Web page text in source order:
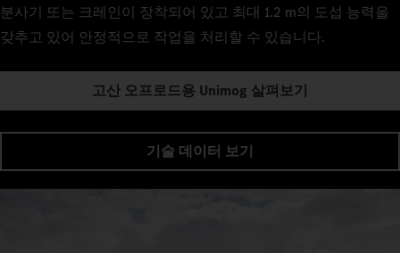
분사기 또는 크레인이 장착되어 있고 최대 1.2 m의 도섭 능력을
갖추고 있어 안정적으로 작업을 처리할 수 있습니다.
고산 오프로드용 Unimog 살펴보기
기술 데이터 보기